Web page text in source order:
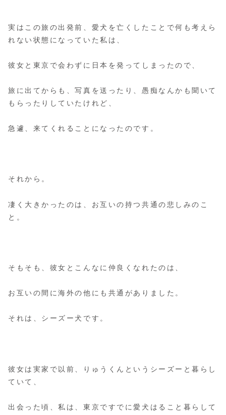
実はこの旅の出発前、愛犬を亡くしたことで何も考えら
れない状態になっていた私は、
彼女と東京で会わずに日本を発ってしまったので、
旅に出てからも、写真を送ったり、愚痴なんかも聞いて
もらったりしていたけれど、
急遽、来てくれることになったのです。
それから。
凄く大きかったのは、お互いの持つ共通の悲しみのこ
と。
そもそも、彼女とこんなに仲良くなれたのは、
お互いの間に海外の他にも共通がありました。
それは、シーズー犬です。
彼女は実家で以前、りゅうくんというシーズーと暮らし
ていて、
出会った頃、私は、東京ですでに愛犬はること暮らして